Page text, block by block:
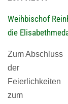
Weihbischof
die
Zum Abschluss
der
Feierlichkeiten
zum